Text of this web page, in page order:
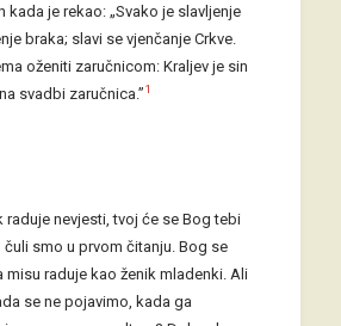
kada je rekao: „Svako je slavljenje
braka; slavi se vjenčanje Crkve.
oženiti zaručnicom: Kraljev je sin
svadbi zaručnica.”1
raduje nevjesti, tvoj će se Bog tebi
čuli smo u prvom čitanju. Bog se
misu raduje kao ženik mladenki. Ali
se ne pojavimo, kada ga